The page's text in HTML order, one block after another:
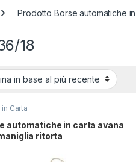
Prodotto Borse automatiche
18
Carta
automatiche in carta avana
ritorta